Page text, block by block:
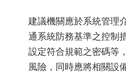
建議機關應於系統管理
通系統防務基準之控制
設定符合規範之密碼等
風險，同時應將相關設